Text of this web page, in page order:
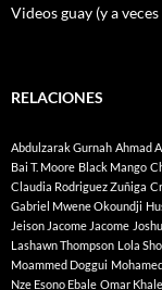
Videos guay (y a
RELACIONES
Abdulzarak Gurnah Ahmad
Bai T. Moore Black Mango
Claudia Rodriguez Zuñiga
Gabriel Mwene Okoundji
Jeison Jacome Jacome
Lashawn Thompson Lola
Moammed Doggui
Nze Esono Ebale Omar